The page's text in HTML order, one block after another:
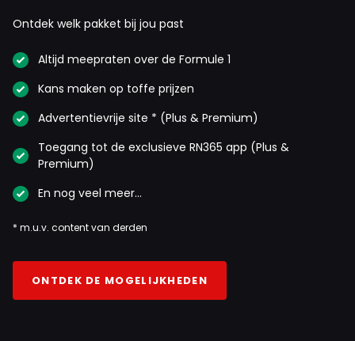
Ontdek welk pakket bij jou past
Altijd meepraten over de Formule 1
Kans maken op toffe prijzen
Advertentievrije site * (Plus & Premium)
Toegang tot de exclusieve RN365 app (Plus &
Premium)
En nog veel meer…
* m.u.v. content van derden
ONTDEK DE MOGELIJKHEDEN